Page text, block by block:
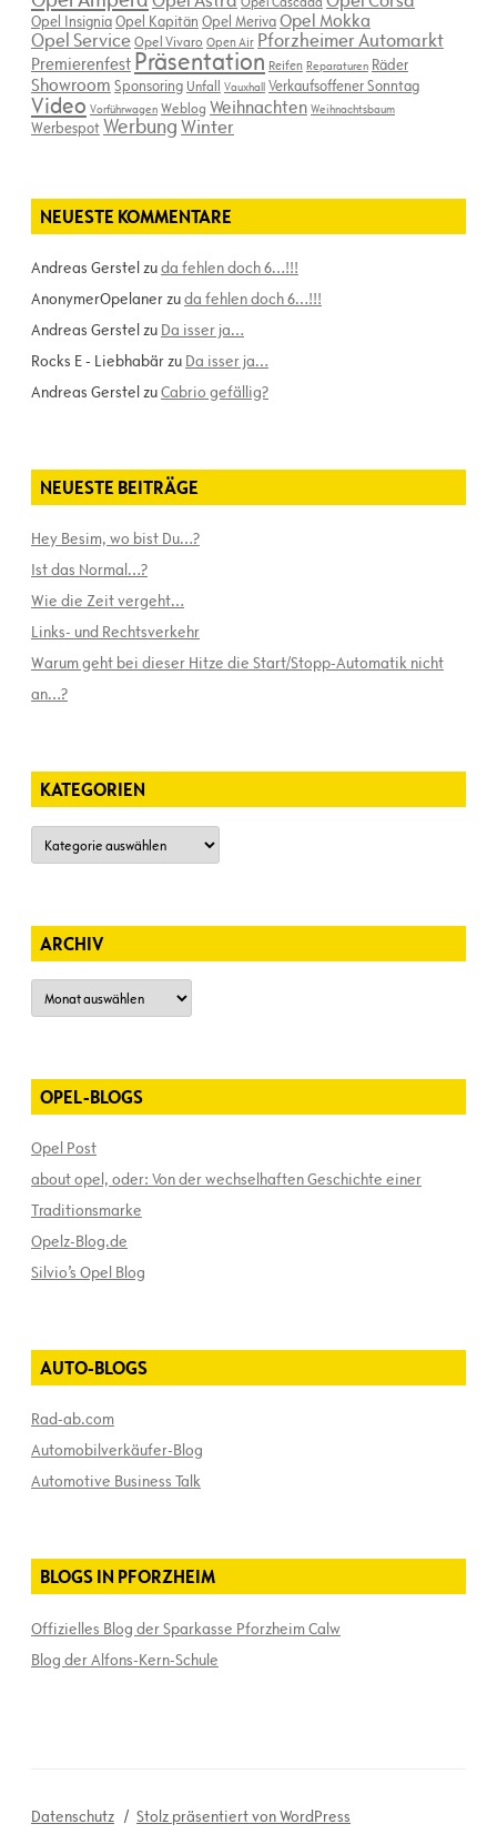
Opel InsigniaOpel Kapitän Opel MerivaOpel Mokka
Opel ServiceOpel Vivaro Open Air Pforzheimer Automarkt
Premierenfest Präsentation Reifen Reparaturen Räder
Showroom Sponsoring Unfall Vauxhall Verkaufsoffener Sonntag
Video Vorführwagen Weblog Weihnachten Weihnachtsbaum
WerbespotWerbungWinter
NEUESTE KOMMENTARE
Andreas Gerstelzuda fehlen doch 6…!!!
AnonymerOpelanerzuda fehlen doch 6…!!!
Andreas Gerstelzu Da isser ja…
Rocks E - Liebhabärzu Da isser ja…
Andreas GerstelzuCabrio gefällig?
NEUESTE BEITRÄGE
Hey Besim, wo bist Du…?
Ist das Normal…?
Wie die Zeit vergeht…
Links- und Rechtsverkehr
Warum geht bei dieser Hitze die Start/Stopp-Automatik nicht
an…?
KATEGORIEN
Kategorien
ARCHIV
Archiv
OPEL-BLOGS
Opel Post
about opel, oder: Von der wechselhaften Geschichte einer
Traditionsmarke
Opelz-Blog.de
Silvio’s Opel Blog
AUTO-BLOGS
Rad-ab.com
Automobilverkäufer-Blog
Automotive Business Talk
BLOGS IN PFORZHEIM
Offizielles Blog der Sparkasse Pforzheim Calw
Blog der Alfons-Kern-Schule
Datenschutz Stolz präsentiert von WordPress